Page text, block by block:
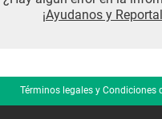
Discapacidad cognitiva,
¡Ayudanos y
Términos legales y Condiciones